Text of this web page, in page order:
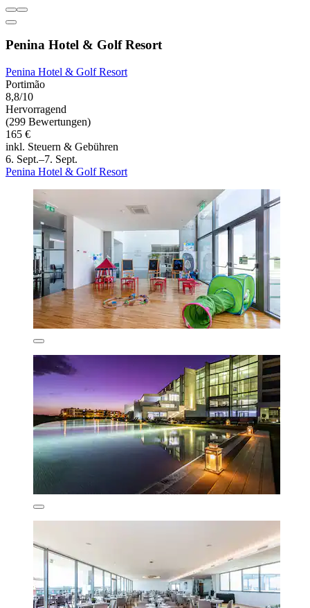
Penina Hotel & Golf Resort
Penina Hotel & Golf Resort
Portimão
8,8/10
Hervorragend
(299 Bewertungen)
165 €
inkl. Steuern & Gebühren
6. Sept.–7. Sept.
Penina Hotel & Golf Resort